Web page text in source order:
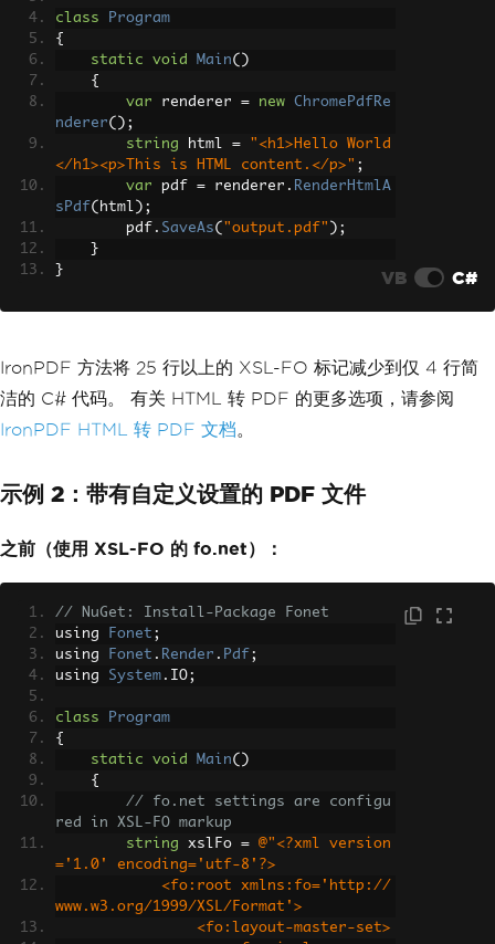
er-reference='page'>
                    <fo:flow flow-name
='xsl-region-body'>
                        <fo:block>Hell
o World</fo:block>
                </fo:page-sequence>
            </fo:root>"
FonetDriver
Make
();
        driver
Render new
StringReader
(
class
Program
{
static
void Main()
{
var renderer = new
ChromePdfRe
nderer();
string html =
"<h1>Hello World
</h1><p>This is HTML content.</p>" ;
var pdf = renderer . RenderHtmlA
sPdf( html );
        pdf
. SaveAs( "output.pdf" );
}
}
VB C#
IronPDF 方法将 25 行以上的 XSL-FO 标记减少到仅 4 行简
洁的 C# 代码。 有关 HTML 转 PDF 的更多选项，请参阅
IronPDF HTML 转 PDF 文档。
示例 2：带有自定义设置的 PDF 文件
之前（使用 XSL-FO 的 fo.net）：
// NuGet: Install-Package Fonet
using
Fonet ;
using
Fonet . Render . Pdf ;
using System . IO;
class
Program
{
static
void Main()
{
// fo.net settings are configu
red in XSL-FO markup
string xslFo =
@"<?xml version
='1.0' encoding='utf-8'?>
www.w3.org/1999/XSL/Format'>
                <fo:layout-master-set>